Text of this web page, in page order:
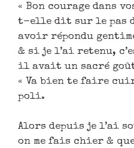
« Bon courage dans
t-elle dit sur le pas
avoir répondu
& si je l’ai retenu,
il avait un sacré
« Va bien te faire
poli.
Alors depuis je l’ai
on me fais chier &